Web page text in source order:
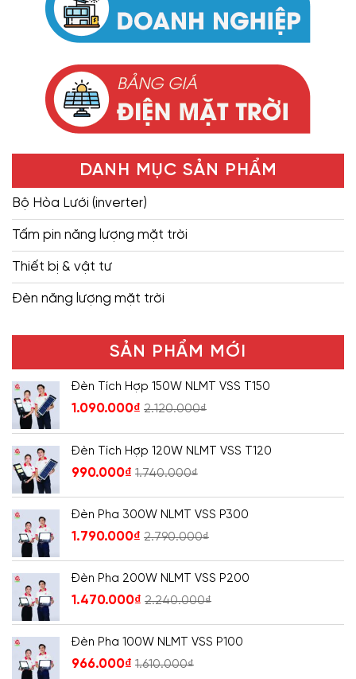
DANH MỤC SẢN PHẨM
Bộ Hòa Lưới (inverter)
Tấm pin năng lượng mặt trời
Thiết bị & vật tư
Đèn năng lượng mặt trời
SẢN PHẨM MỚI
Đèn Tích Hợp 150W NLMT VSS T150
1.090.000₫ 2.120.000₫
Đèn Tích Hợp 120W NLMT VSS T120
990.000₫ 1.740.000₫
Đèn Pha 300W NLMT VSS P300
1.790.000₫ 2.790.000₫
Đèn Pha 200W NLMT VSS P200
1.470.000₫ 2.240.000₫
Đèn Pha 100W NLMT VSS P100
966.000₫ 1.610.000₫